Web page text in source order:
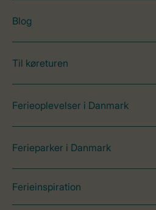
Blog
Til køreturen
Ferieoplevelser i Danmark
Ferieparker i Danmark
Ferieinspiration